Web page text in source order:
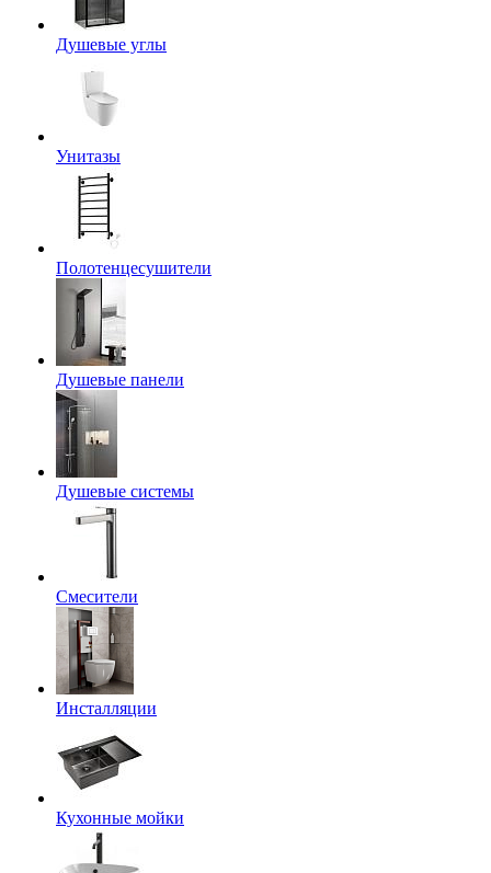
Душевые углы
Унитазы
Полотенцесушители
Душевые панели
Душевые системы
Смесители
Инсталляции
Кухонные мойки